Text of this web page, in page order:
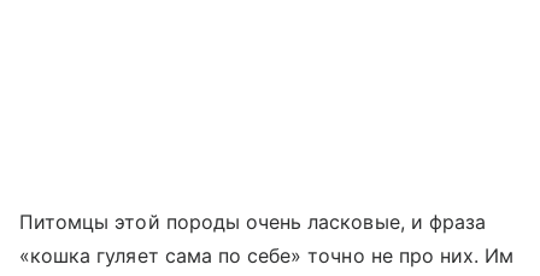
Питомцы этой породы очень ласковые, и фраза
«кошка гуляет сама по себе» точно не про них. Им